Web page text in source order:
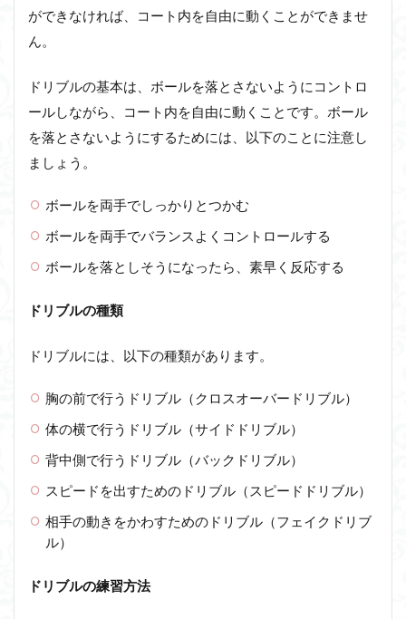
ができなければ、コート内を自由に動くことができませ
ん。
ドリブルの基本は、ボールを落とさないようにコントロ
ールしながら、コート内を自由に動くことです。ボール
を落とさないようにするためには、以下のことに注意し
ましょう。
ボールを両手でしっかりとつかむ
ボールを両手でバランスよくコントロールする
ボールを落としそうになったら、素早く反応する
ドリブルの種類
ドリブルには、以下の種類があります。
胸の前で行うドリブル（クロスオーバードリブル）
体の横で行うドリブル（サイドドリブル）
背中側で行うドリブル（バックドリブル）
スピードを出すためのドリブル（スピードドリブル）
相手の動きをかわすためのドリブル（フェイクドリブ
ル）
ドリブルの練習方法